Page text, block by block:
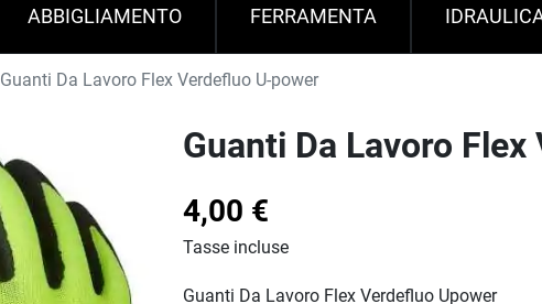
ABBIGLIAMENTO FERRAMENTA
Guanti Da Lavoro Flex Verdefluo U-power
Guanti Da Lavoro
4,00 €
Tasse incluse
Guanti Da Lavoro Flex Verdefluo Upower